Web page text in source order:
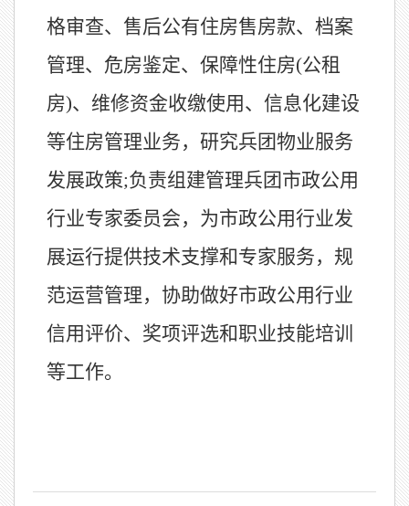
格审查、售后公有住房售房款、档案
管理、危房鉴定、保障性住房(公租
房)、维修资金收缴使用、信息化建设
等住房管理业务，研究兵团物业服务
发展政策;负责组建管理兵团市政公用
行业专家委员会，为市政公用行业发
展运行提供技术支撑和专家服务，规
范运营管理，协助做好市政公用行业
信用评价、奖项评选和职业技能培训
等工作。